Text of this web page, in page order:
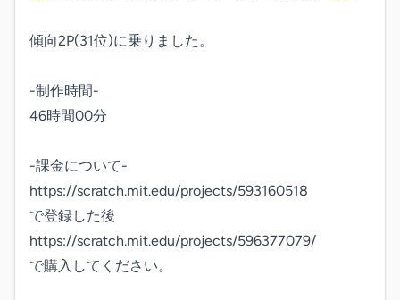
傾向2P(31位)に乗りました。
-制作時間-
46時間00分
-課金について-
https://scratch.mit.edu/projects/593160518
で登録した後
https://scratch.mit.edu/projects/596377079/
で購入してください。